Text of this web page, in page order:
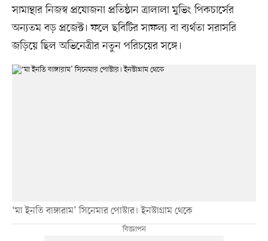
সামান্থার নিজস্ব প্রযোজনা প্রতিষ্ঠান ত্রালালা মুভিং পিকচার্সের
অন্যতম বড় প্রজেক্ট। ফলে ছবিটির সাফল্য বা ব্যর্থতা সরাসরি
জড়িয়ে ছিল অভিনেত্রীর নতুন পরিচয়ের সঙ্গে।
‘মা ইনতি বাঙ্গারাম’ সিনেমার পোস্টার। ইনস্টাগ্রাম থেকে